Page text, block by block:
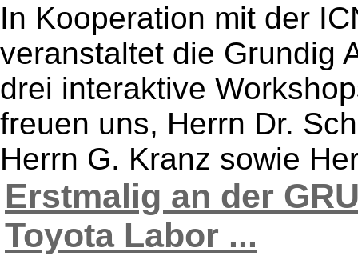
In Kooperation mit der
veranstaltet die Grundig
drei interaktive
freuen uns, Herrn Dr.
Herrn G. Kranz sowie
Erstmalig an der
Toyota Labor ...